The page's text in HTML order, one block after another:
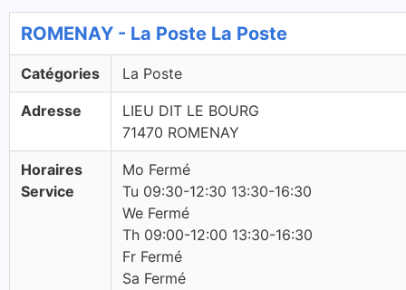
ROMENAY - La Poste La Poste
Catégories La Poste
Adresse
LIEU DIT LE BOURG
71470 ROMENAY
Horaires
Service
Mo Fermé
Tu 09:30-12:30 13:30-16:30
We Fermé
Th 09:00-12:00 13:30-16:30
Fr Fermé
Sa Fermé